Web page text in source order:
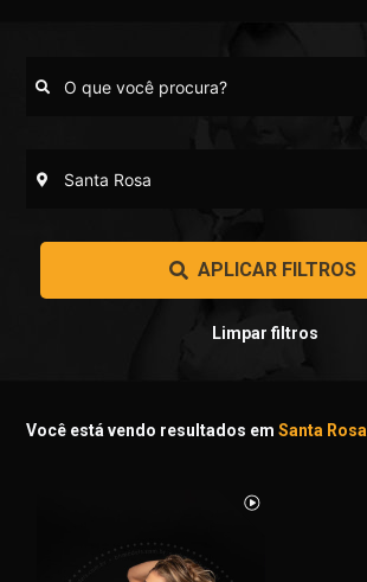
Limpar filtros
Você está vendo resultados emSanta Rosa